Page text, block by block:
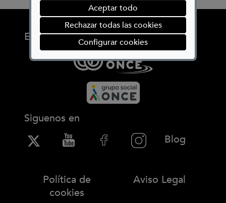
Aceptar todo
Rechazar todas las cookies
Configurar cookies(abre en ventana
Entidades promotoras
Siguenos en
Blog
Política de
cookies
Aviso Legal